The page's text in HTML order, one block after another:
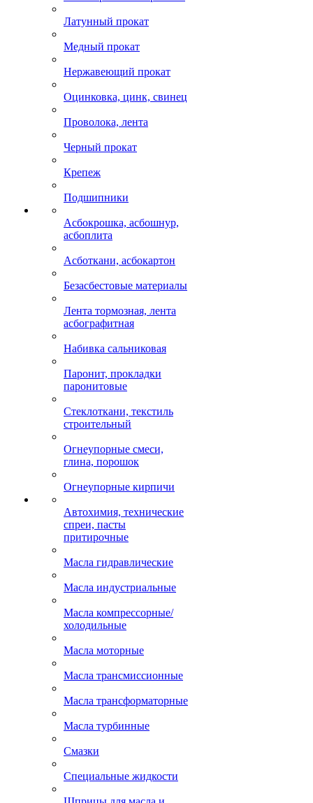
Латунный прокат
Медный прокат
Нержавеющий прокат
Оцинковка, цинк, свинец
Проволока, лента
Черный прокат
Крепеж
Подшипники
Асбокрошка, асбошнур,
асбоплита
Асботкани, асбокартон
Безасбестовые материалы
Лента тормозная, лента
асбографитная
Набивка сальниковая
Паронит, прокладки
паронитовые
Стеклоткани, текстиль
строительный
Огнеупорные смеси,
глина, порошок
Огнеупорные кирпичи
Автохимия, технические
спреи, пасты
притирочные
Масла гидравлические
Масла индустриальные
Масла компрессорные/
холодильные
Масла моторные
Масла трансмиссионные
Масла трансформаторные
Масла турбинные
Смазки
Специальные жидкости